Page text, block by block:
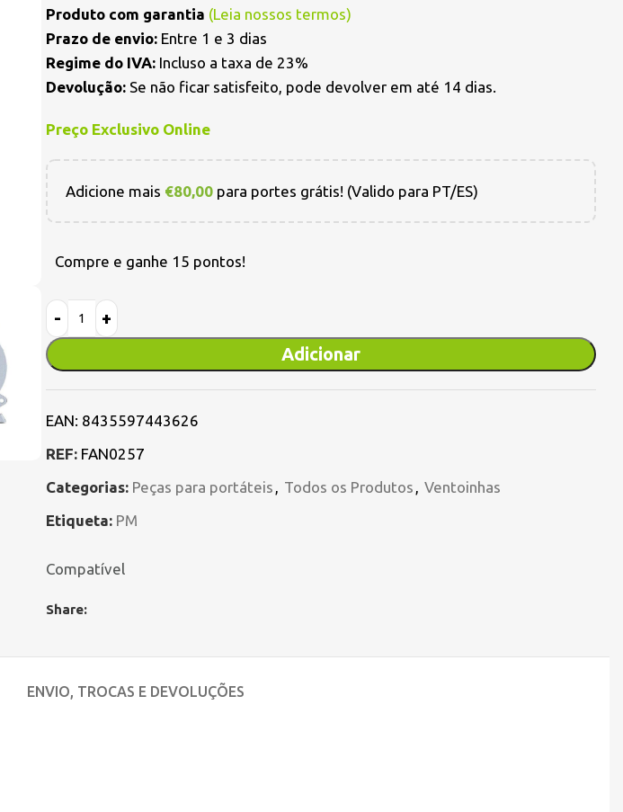
Produto com garantia (Leia nossos termos)
Prazo de envio: Entre 1 e 3 dias
Regime do IVA: Incluso a taxa de 23%
Devolução: Se não ficar satisfeito, pode devolver em até 14 dias.
Preço Exclusivo Online
Adicione mais €80,00 para portes grátis! (Valido para PT/ES)
Compre e ganhe 15 pontos!
Adicionar
EAN: 8435597443626
REF: FAN0257
Categorias: Peças para portáteis , Todos os Produtos , Ventoinhas
Etiqueta: PM
Compatível
Share:
ENVIO, TROCAS E DEVOLUÇÕES